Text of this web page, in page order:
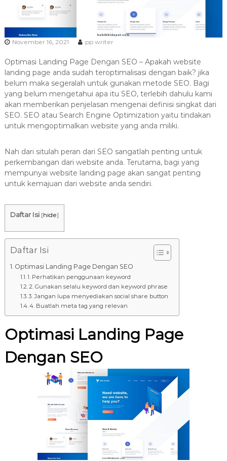
i
e
r
b
a
i
k
H
b
0
8
7
9
-
4
6
November 16, 2021 pp writer
Optimasi Landing Page Dengan SEO – Apakah website
landing page anda sudah teroptimalisasi dengan baik? jika
belum maka segeralah untuk gunakan metode SEO. Bagi
yang belum mengetahui apa itu SEO, terlebih dahulu kami
akan memberikan penjelasan mengenai definisi singkat dari
SEO. SEO atau Search Engine Optimization yaitu tindakan
untuk mengoptimalkan website yang anda miliki.
Nah dari situlah peran dari SEO sangatlah penting untuk
perkembangan dari website anda. Terutama, bagi yang
mempunyai website landing page akan sangat penting
untuk kemajuan dari website anda sendiri.
Daftar Isi [hide]
Daftar Isi
Optimasi Landing Page Dengan SEO
1. Perhatikan penggunaan keyword
2. Gunakan selalu keyword dan keyword phrase
3. Jangan lupa menyediakan social share button
4. Buatlah meta tag yang relevan
Optimasi Landing Page
Dengan SEO